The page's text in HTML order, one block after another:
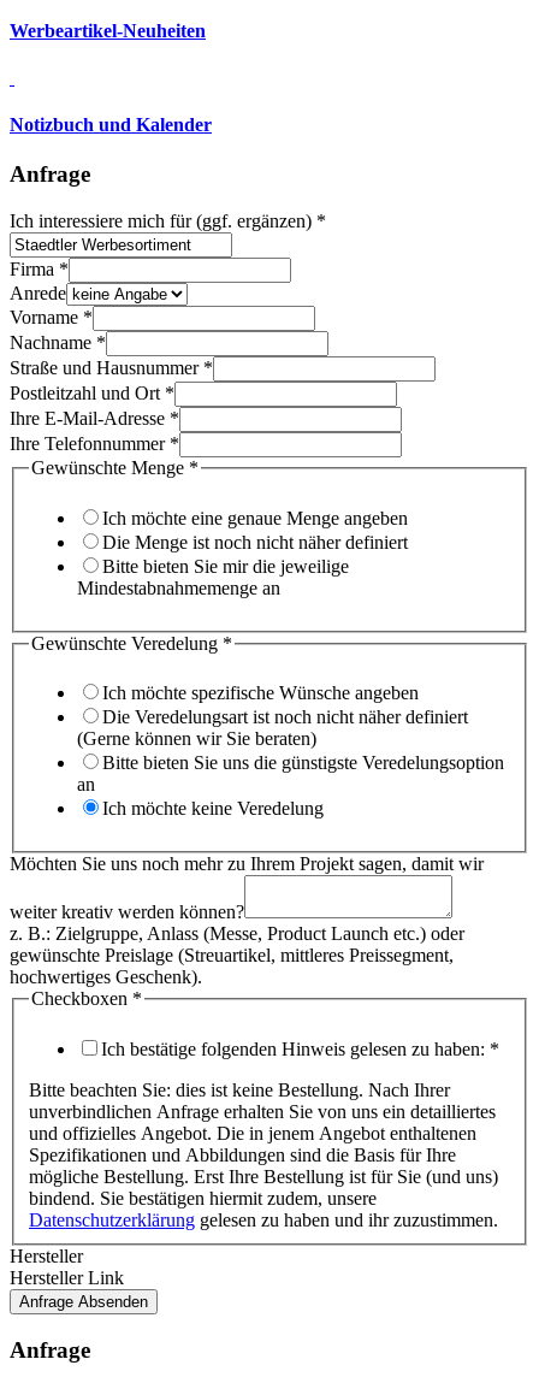
Werbeartikel-Neuheiten
Notizbuch und Kalender
Anfrage
Ich interessiere mich für (ggf. ergänzen) *
damit
noch
kreativ
Firma *
Anrede
Vorname *
Nachname *
Straße und Hausnummer *
Postleitzahl und Ort *
Ihre E-Mail-Adresse *
Ihre Telefonnummer *
Gewünschte Menge *
Ich möchte eine genaue Menge angeben
Die Menge ist noch nicht näher definiert
Bitte bieten Sie mir die jeweilige
Mindestabnahmemenge an
Gewünschte Veredelung *
Ich möchte spezifische Wünsche angeben
Die Veredelungsart ist noch nicht näher definiert
(Gerne können wir Sie beraten)
Bitte bieten Sie uns die günstigste Veredelungsoption
an
Ich möchte keine Veredelung
Möchten Sie uns noch mehr zu Ihrem Projekt sagen, damit wir
weiter kreativ werden können?
z. B.: Zielgruppe, Anlass (Messe, Product Launch etc.) oder
gewünschte Preislage (Streuartikel, mittleres Preissegment,
hochwertiges Geschenk).
Checkboxen *
Ich bestätige folgenden Hinweis gelesen zu haben: *
Bitte beachten Sie: dies ist keine Bestellung. Nach Ihrer
unverbindlichen Anfrage erhalten Sie von uns ein detailliertes
und offizielles Angebot. Die in jenem Angebot enthaltenen
Spezifikationen und Abbildungen sind die Basis für Ihre
mögliche Bestellung. Erst Ihre Bestellung ist für Sie (und uns)
bindend. Sie bestätigen hiermit zudem, unsere
Datenschutzerklärung gelesen zu haben und ihr zuzustimmen.
Hersteller
Hersteller Link
Anfrage Absenden
Anfrage